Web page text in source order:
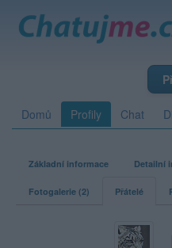
Domů Profily Chat
Základní informace Detailní
Fotogalerie (2) Přátelé